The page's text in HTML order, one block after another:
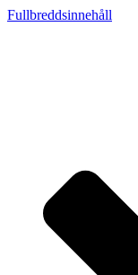
Fullbreddsinnehåll